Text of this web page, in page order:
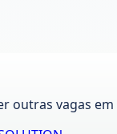
outras vagas em